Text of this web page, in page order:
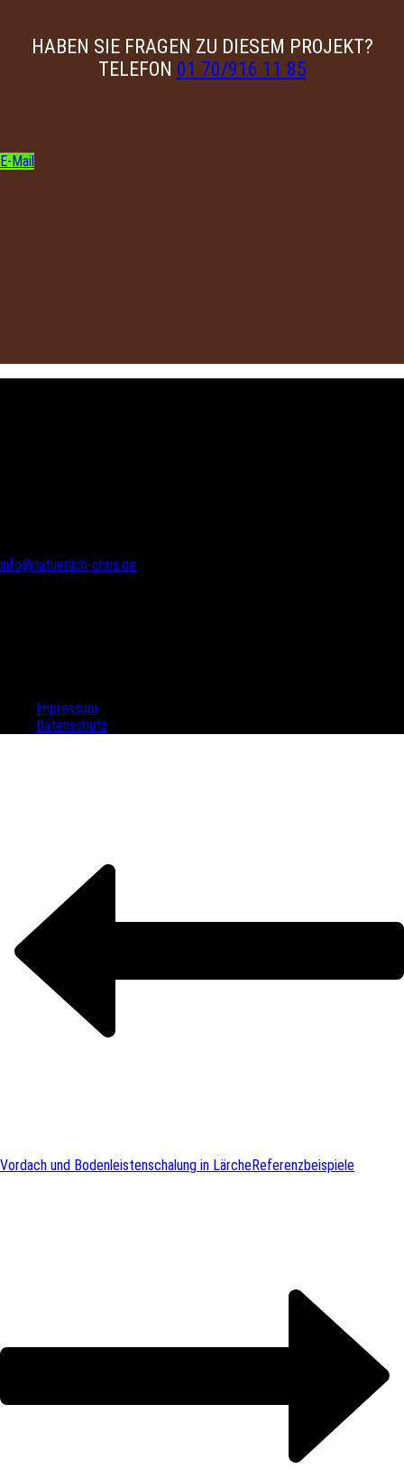
HABEN SIE FRAGEN ZU DIESEM PROJEKT?
TELEFON 01 70/916 11 85
E-Mail
info@natuerlich-chris.de
Impressum
Datenschutz
Vordach und Bodenleistenschalung in LärcheReferenzbeispiele